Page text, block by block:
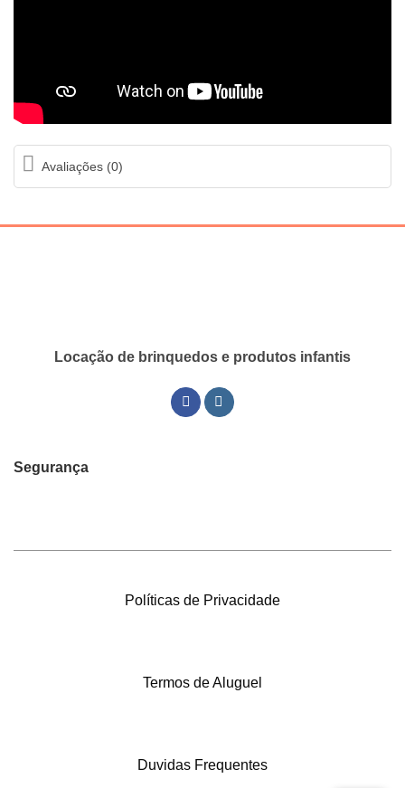
Avaliações (0)
Locação de brinquedos e produtos infantis
Segurança
Políticas de Privacidade
Termos de Aluguel
Duvidas Frequentes